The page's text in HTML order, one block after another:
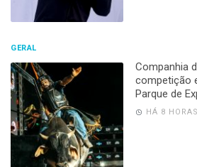
GERAL
Companhia
competição
Parque de
HÁ 8 HORAS